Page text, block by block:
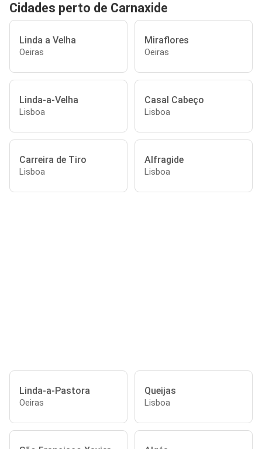
Cidades perto de Carnaxide
Linda a Velha
Oeiras
Miraflores
Oeiras
Linda-a-Velha
Lisboa
Casal Cabeço
Lisboa
Carreira de Tiro
Lisboa
Alfragide
Lisboa
Linda-a-Pastora
Oeiras
Queijas
Lisboa